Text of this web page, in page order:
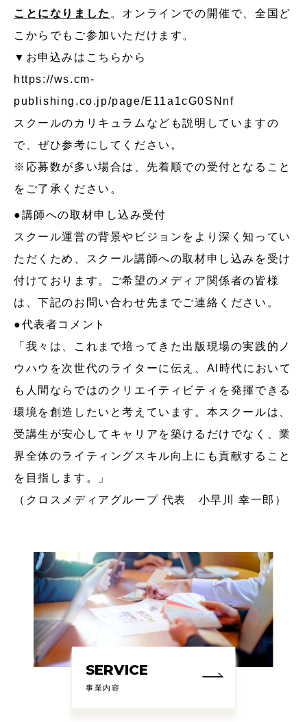
ことになりました 。オンラインでの開催で、全国ど
こからでもご参加いただけます。
▼お申込みはこちらから
https://ws.cm-
publishing.co.jp/page/E11a1cG0SNnf
スクールのカリキュラムなども説明していますの
で、ぜひ参考にしてください。
※応募数が多い場合は、先着順での受付となること
をご了承ください。
●講師への取材申し込み受付
スクール運営の背景やビジョンをより深く知ってい
ただくため、スクール講師への取材申し込みを受け
付けております。ご希望のメディア関係者の皆様
は、下記のお問い合わせ先までご連絡ください。
●代表者コメント
「我々は、これまで培ってきた出版現場の実践的ノ
ウハウを次世代のライターに伝え、AI時代において
も人間ならではのクリエイティビティを発揮できる
環境を創造したいと考えています。本スクールは、
受講生が安心してキャリアを築けるだけでなく、業
界全体のライティングスキル向上にも貢献すること
を目指します。」
（クロスメディアグループ 代表 小早川 幸一郎）
SERVICE
事業内容